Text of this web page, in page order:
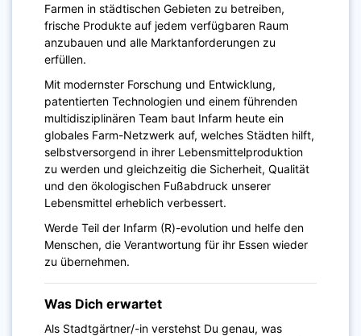
Farmen in städtischen Gebieten zu betreiben,
frische Produkte auf jedem verfügbaren Raum
anzubauen und alle Marktanforderungen zu
erfüllen.
Mit modernster Forschung und Entwicklung,
patentierten Technologien und einem führenden
multidisziplinären Team baut Infarm heute ein
globales Farm-Netzwerk auf, welches Städten hilft,
selbstversorgend in ihrer Lebensmittelproduktion
zu werden und gleichzeitig die Sicherheit, Qualität
und den ökologischen Fußabdruck unserer
Lebensmittel erheblich verbessert.
Werde Teil der Infarm (R)-evolution und helfe den
Menschen, die Verantwortung für ihr Essen wieder
zu übernehmen.
Was Dich erwartet
Als Stadtgärtner/-in verstehst Du genau, was